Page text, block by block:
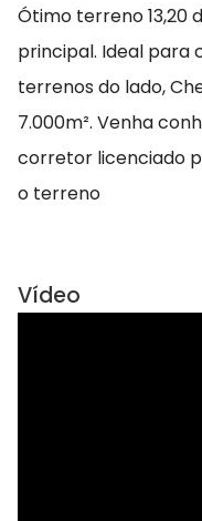
Ótimo terreno 13,20
principal. Ideal para
terrenos do lado,
7.000m². Venha
corretor licenciado
o terreno
Vídeo